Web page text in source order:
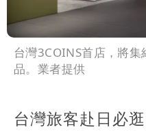
台灣3COINS首店，將
品。業者提供
台灣旅客赴日必